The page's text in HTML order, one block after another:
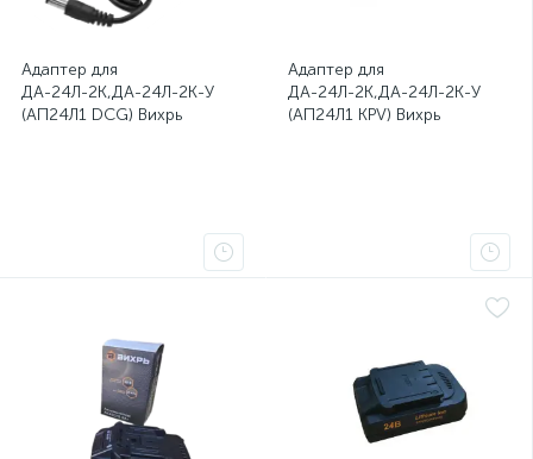
Адаптер для
ДА-24Л-2К,ДА-24Л-2К-У
(АП24Л1 DCG) Вихрь
Адаптер для
ДА-24Л-2К,ДА-24Л-2К-У
(АП24Л1 KPV) Вихрь